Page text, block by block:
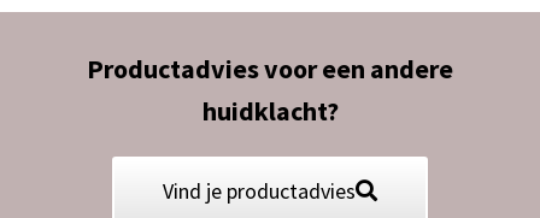
Productadvies voor een andere
huidklacht?
Vind je productadvies